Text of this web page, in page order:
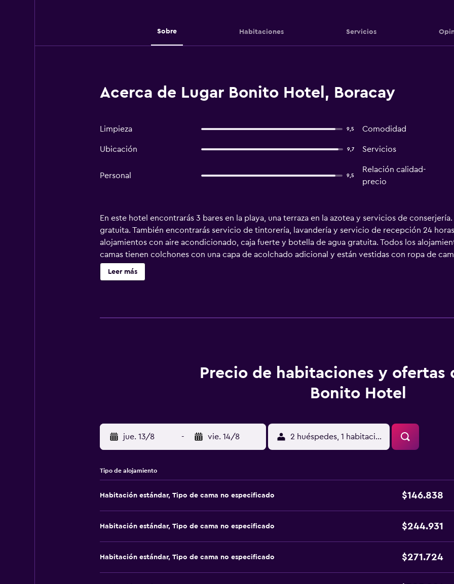
Sobre Habitaciones Servicios
Acerca de Lugar Bonito Hotel, Boracay
Limpieza 9,5 Comodidad
Ubicación 9,7 Servicios
Personal 9,5
Relación calidad-
precio
En este hotel encontrarás 3 bares en la playa, una terraza en la azotea y servicios de
gratuita. También encontrarás servicio de tintorería, lavandería y servicio de recepción 24
alojamientos con aire acondicionado, caja fuerte y botella de agua gratuita. Todos los
camas tienen colchones con una capa de acolchado adicional y están vestidas con ropa de
de pantalla plana de 32 pulgadas con canales por cable de suscripción. Los baños están
lluvia, bidé, artículos de higiene personal gratuitos y secador de pelo. Este hotel en Boracay
Leer más
Precio de habitaciones y ofertas
Bonito Hotel
jue. 13/8 - vie. 14/8 2 huéspedes, 1 habitación
Tipo de alojamiento
Habitación estándar, Tipo de cama no especificado $146.838
Habitación estándar, Tipo de cama no especificado $244.931
Habitación estándar, Tipo de cama no especificado $271.724